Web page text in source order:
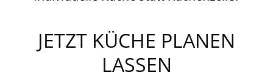
JETZT KÜCHE PLANEN
LASSEN